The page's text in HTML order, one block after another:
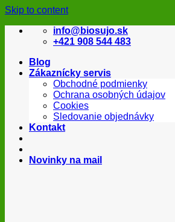
Skip to content
info@biosujo.sk
+421 908 544 483
Blog
Zákaznícky servis
Obchodné podmienky
Ochrana osobných údajov
Cookies
Sledovanie objednávky
Kontakt
Novinky na mail